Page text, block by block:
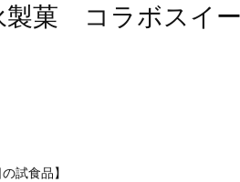
製菓 コラボスイ
の試食品】